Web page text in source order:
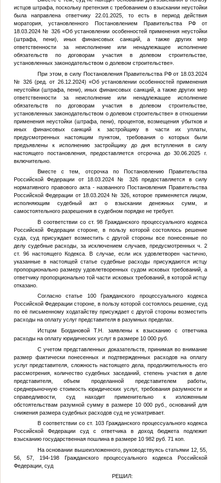
истцов штрафа, поскольку претензия с требованием о взыскании неустойки
была направлена ответчику 22.01.2025, то есть в период действия
моратория, установленного Постановлением Правительства РФ от
18.03.2024 № 326 «Об установлении особенностей применения неустойки
(штрафа, пени), иных финансовых санкций, а также других мер
ответственности за неисполнение или ненадлежащее исполнение
обязательств по договорам участия в долевом строительстве,
установленных законодательством о долевом строительстве».
При этом, в силу Постановления Правительства РФ от 18.03.2024
№ 326 (ред. от 26.12.2024) «Об установлении особенностей применения
неустойки (штрафа, пени), иных финансовых санкций, а также других мер
ответственности за неисполнение или ненадлежащее исполнение
обязательств по договорам участия в долевом строительстве,
установленных законодательством о долевом строительстве» в отношении
применения неустойки (штрафа, пени), процентов, возмещения убытков и
иных финансовых санкций к застройщику в части их уплаты,
предусмотренных настоящим пунктом, требования о которых были
предъявлены к исполнению застройщику до дня вступления в силу
настоящего постановления, предоставляется отсрочка до 30.06.2025 г.
включительно.
Вместе с тем, отсрочка по Постановлению Правительства
Российской Федерации от 18.03.2024 № 326 предоставляется в силу
нормативного правового акта - названного Постановления Правительства
Российской Федерации от 18.03.2024 № 326, которое применяется лицом,
исполняющим судебный акт о взыскании денежных сумм, и
самостоятельного разрешения в судебном порядке не требует.
В соответствии со ст. 98 Гражданского процессуального кодекса
Российской Федерации стороне, в пользу которой состоялось решение
суда, суд присуждает возместить с другой стороны все понесенные по
делу судебные расходы, за исключением случаев, предусмотренных ч. 2
ст. 96 настоящего Кодекса. В случае, если иск удовлетворен частично,
указанные в настоящей статье судебные расходы присуждаются истцу
пропорционально размеру удовлетворенных судом исковых требований, а
ответчику пропорционально той части исковых требований, в которой истцу
отказано.
Согласно статье 100 Гражданского процессуального кодекса
Российской Федерации стороне, в пользу которой состоялось решение, суд
по её письменному ходатайству присуждает с другой стороны возместить
расходы на оплату услуг представителя в разумных пределах.
Истцом Богдановой Т.Н. заявлены к взысканию с ответчика
расходы на оплату юридических услуг в размере 10 000 руб.
С учетом представленных доказательств, принимая во внимание
размер фактически понесенных и подтвержденных расходов на оплату
услуг представителя, сложность настоящего дела, продолжительность его
рассмотрения, количество судебных заседаний, степень участия в деле
представителя, объем проделанной представителем работы,
среднерыночную стоимость юридических услуг, требования разумности и
справедливости, суд находит применительно к изложенным
обстоятельствам разумной сумму в размере 10 000 руб., оснований для
снижения размера судебных расходов суд не усматривает.
В соответствии со ст. 103 Гражданского процессуального кодекса
Российской Федерации суд с ответчика в доход бюджета подлежит
взысканию государственная пошлина в размере 10 982 руб. 71 коп.
На основании вышеизложенного, руководствуясь статьями 12, 55,
56, 57, 194-198 Гражданского процессуального кодекса Российской
Федерации, суд
РЕШИЛ: